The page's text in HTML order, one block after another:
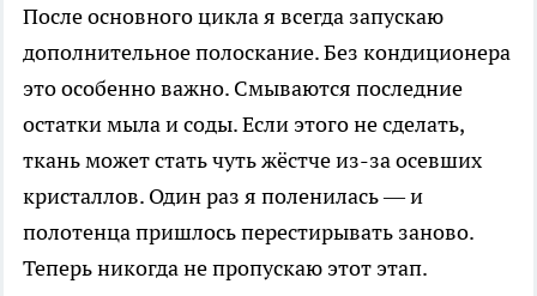
После основного цикла я всегда запускаю
дополнительное полоскание. Без кондиционера
это особенно важно. Смываются последние
остатки мыла и соды. Если этого не сделать,
ткань может стать чуть жёстче из-за осевших
кристаллов. Один раз я поленилась — и
полотенца пришлось перестирывать заново.
Теперь никогда не пропускаю этот этап.